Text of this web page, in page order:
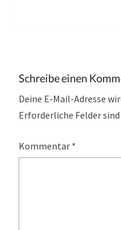
Schreibe einen
Deine E-Mail-Adresse
Erforderliche Felder
Kommentar *